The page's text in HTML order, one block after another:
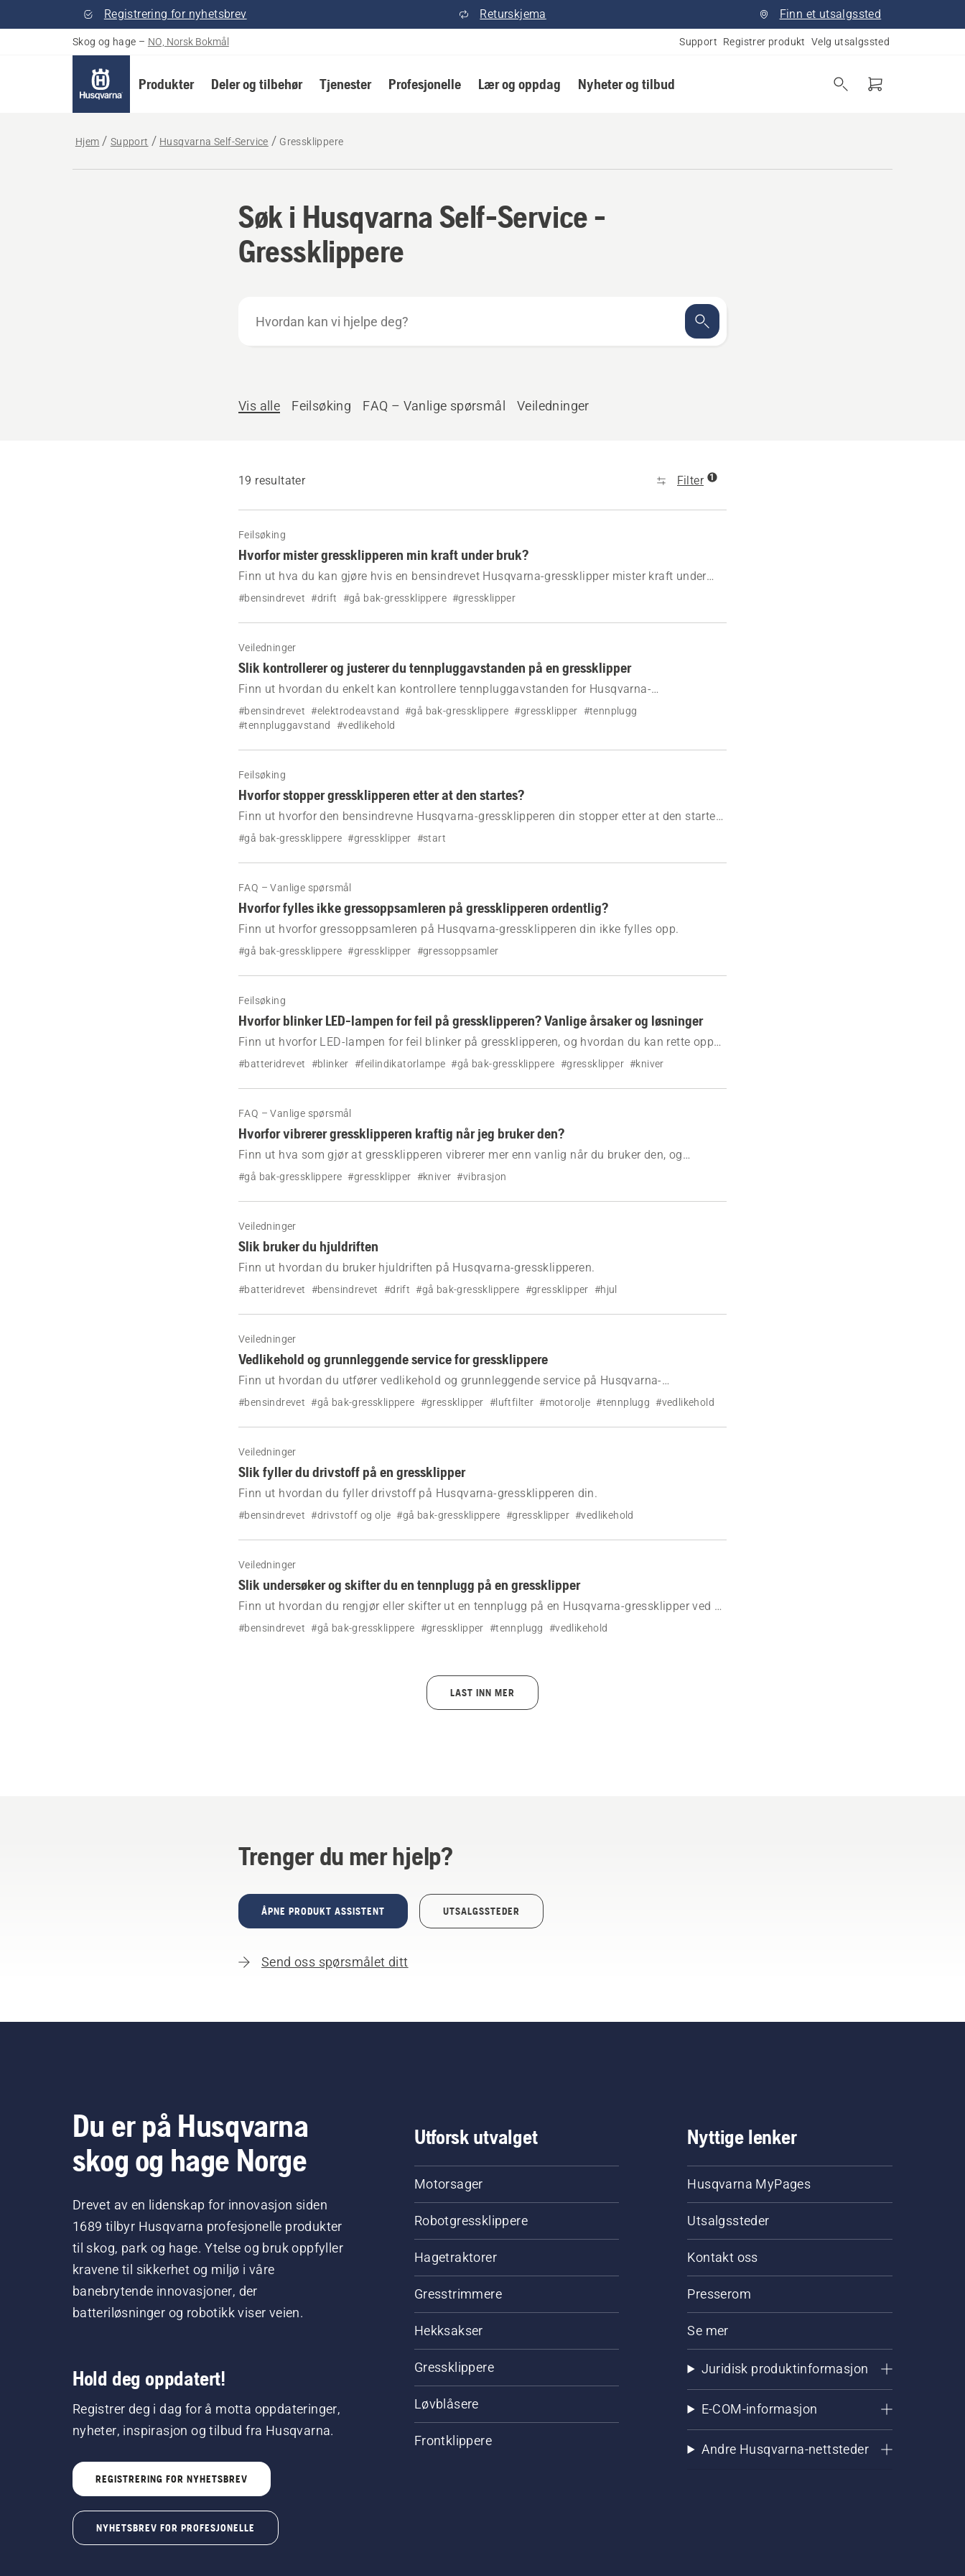
Registrering for nyhetsbrev Returskjema Finn et utsalgssted
Skog og hage – NO, Norsk Bokmål Support Registrer produkt Velg utsalgssted
Produkter Deler og tilbehør Tjenester Profesjonelle Lær og oppdag Nyheter og tilbud
Hjem Support Husqvarna Self-Service Gressklippere
Søk i Husqvarna Self-Service -
Gressklippere
kan
Vis alle
Feilsøking FAQ – Vanlige spørsmål Veiledninger
19 resultater Filter 1
Feilsøking
Hvorfor mister gressklipperen min kraft under bruk?
Finn ut hva du kan gjøre hvis en bensindrevet Husqvarna-gressklipper mister kraft under
bruk.
#bensindrevet #drift #gå bak-gressklippere #gressklipper
Veiledninger
Slik kontrollerer og justerer du tennpluggavstanden på en gressklipper
Finn ut hvordan du enkelt kan kontrollere tennpluggavstanden for Husqvarna-
gressklipperen din.
#bensindrevet #elektrodeavstand #gå bak-gressklippere #gressklipper #tennplugg
#tennpluggavstand
#vedlikehold
Feilsøking
Hvorfor stopper gressklipperen etter at den startes?
Finn ut hvorfor den bensindrevne Husqvarna-gressklipperen din stopper etter at den startes,
og hvordan du kan løse dette problemet.
#gå bak-gressklippere #gressklipper #start
FAQ – Vanlige spørsmål
Hvorfor fylles ikke gressoppsamleren på gressklipperen ordentlig?
Finn ut hvorfor gressoppsamleren på Husqvarna-gressklipperen din ikke fylles opp.
#gå bak-gressklippere #gressklipper #gressoppsamler
Feilsøking
Hvorfor blinker LED-lampen for feil på gressklipperen? Vanlige årsaker og løsninger
Finn ut hvorfor LED-lampen for feil blinker på gressklipperen, og hvordan du kan rette opp
feilen.
#batteridrevet #blinker #feilindikatorlampe #gå bak-gressklippere #gressklipper #kniver
FAQ – Vanlige spørsmål
Hvorfor vibrerer gressklipperen kraftig når jeg bruker den?
Finn ut hva som gjør at gressklipperen vibrerer mer enn vanlig når du bruker den, og
hvordan du løser problemet.
#gå bak-gressklippere #gressklipper #kniver #vibrasjon
Veiledninger
Slik bruker du hjuldriften
Finn ut hvordan du bruker hjuldriften på Husqvarna-gressklipperen.
#batteridrevet #bensindrevet #drift #gå bak-gressklippere #gressklipper #hjul
Veiledninger
Vedlikehold og grunnleggende service for gressklippere
Finn ut hvordan du utfører vedlikehold og grunnleggende service på Husqvarna-
gressklipperen din.
#bensindrevet #gå bak-gressklippere #gressklipper #luftfilter #motorolje #tennplugg #vedlikehold
Veiledninger
Slik fyller du drivstoff på en gressklipper
Finn ut hvordan du fyller drivstoff på Husqvarna-gressklipperen din.
#bensindrevet #drivstoff og olje #gå bak-gressklippere #gressklipper #vedlikehold
Veiledninger
Slik undersøker og skifter du en tennplugg på en gressklipper
Finn ut hvordan du rengjør eller skifter ut en tennplugg på en Husqvarna-gressklipper ved å
følge en video med enkle trinn.
#bensindrevet #gå bak-gressklippere #gressklipper #tennplugg #vedlikehold
LAST INN MER
Trenger du mer hjelp?
ÅPNE PRODUKT ASSISTENT UTSALGSSTEDER
Send oss spørsmålet ditt
Du er på Husqvarna
skog og hage Norge
Drevet av en lidenskap for innovasjon siden
1689 tilbyr Husqvarna profesjonelle produkter
til skog, park og hage. Ytelse og bruk oppfyller
kravene til sikkerhet og miljø i våre
banebrytende innovasjoner, der
batteriløsninger og robotikk viser veien.
Hold deg oppdatert!
Registrer deg i dag for å motta oppdateringer,
nyheter, inspirasjon og tilbud fra Husqvarna.
REGISTRERING FOR NYHETSBREV
NYHETSBREV FOR PROFESJONELLE
Utforsk utvalget
Motorsager
Robotgressklippere
Hagetraktorer
Gresstrimmere
Hekksakser
Gressklippere
Løvblåsere
Frontklippere
Nyttige lenker
Husqvarna MyPages
Utsalgssteder
Kontakt oss
Presserom
Se mer
Juridisk produktinformasjon
E-COM-informasjon
Andre Husqvarna-nettsteder